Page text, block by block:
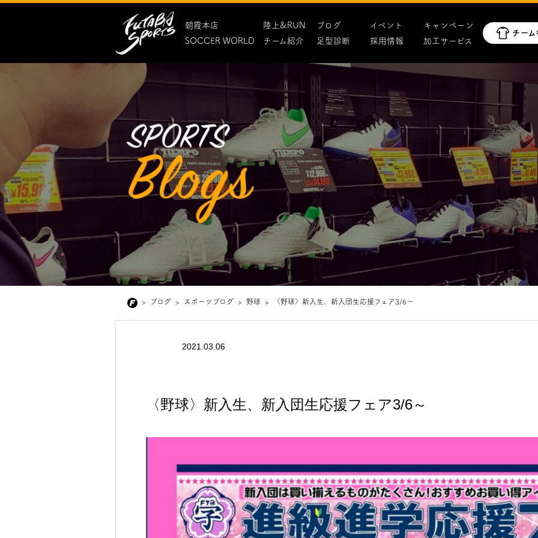
朝霞本店 陸上&RUN ブログ イベント
キャンペーン
SOCCER WORLD
チーム紹介 足型診断 採用情報 加工サービス
> ブログ > スポーツブログ > 野球 > 〈野球〉新入生、新入団生応援フェア3/6～
2021.03.06
〈野球〉新入生、新入団生応援フェア3/6～